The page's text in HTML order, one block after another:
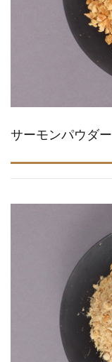
サーモンパウダー